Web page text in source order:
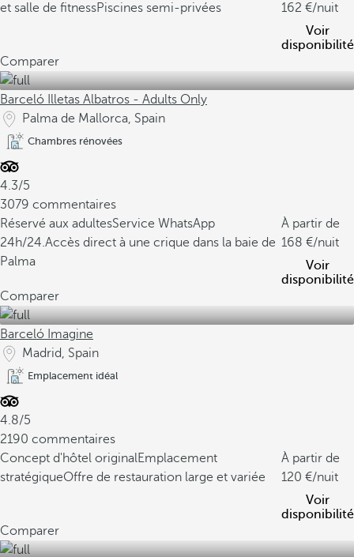
et salle de fitnessPiscines semi-privées
162
/nuit
Voir
disponibilité
Comparer
Barceló Illetas Albatros - Adults Only
Palma de Mallorca, Spain
Chambres rénovées
4.3/5
3079 commentaires
Réservé aux adultesService WhatsApp
24h/24.Accès direct à une crique dans la baie de
Palma
À partir de
168
/nuit
Voir
disponibilité
Comparer
Barceló Imagine
Madrid, Spain
Emplacement idéal
4.8/5
2190 commentaires
Concept d'hôtel originalEmplacement
stratégiqueOffre de restauration large et variée
À partir de
120
/nuit
Voir
disponibilité
Comparer